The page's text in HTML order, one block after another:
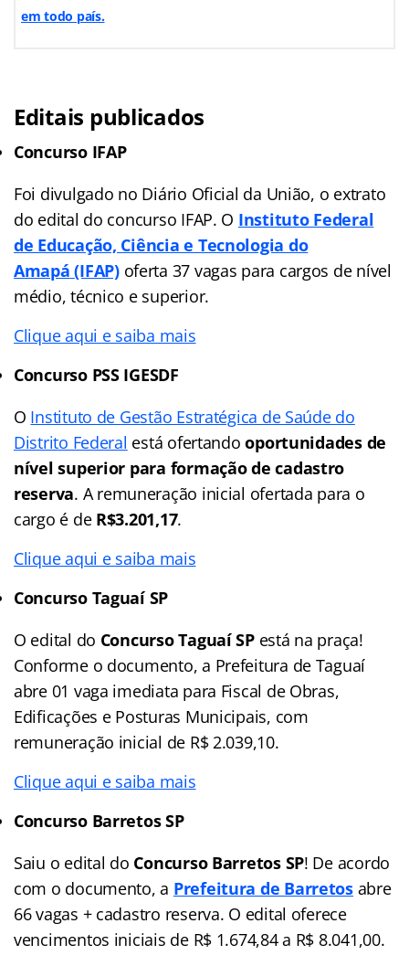
em todo país.
Editais publicados
Concurso IFAP
Foi divulgado no Diário Oficial da União, o extrato
do edital do concurso IFAP. O Instituto Federal
de Educação, Ciência e Tecnologia do
Amapá (IFAP)oferta 37 vagas para cargos de nível
médio, técnico e superior.
Clique aqui e saiba mais
Concurso PSS IGESDF
O Instituto de Gestão Estratégica de Saúde do
Distrito Federal está ofertandooportunidades de
nível superior para formação de cadastro
reserva. A remuneração inicial ofertada para o
cargo é de R$3.201,17.
Clique aqui e saiba mais
Concurso Taguaí SP
O edital do Concurso Taguaí SPestá na praça!
Conforme o documento, a Prefeitura de Taguaí
abre 01 vaga imediata para Fiscal de Obras,
Edificações e Posturas Municipais, com
remuneração inicial de R$ 2.039,10.
Clique aqui e saiba mais
Concurso Barretos SP
Saiu o edital do Concurso Barretos SP! De acordo
com o documento, a Prefeitura de Barretosabre
66 vagas + cadastro reserva. O edital oferece
vencimentos iniciais de R$ 1.674,84 a R$ 8.041,00.